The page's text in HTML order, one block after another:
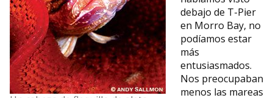
debajo de T-Pier
en Morro Bay, no
podíamos estar
más
entusiasmados.
Nos preocupaban
menos las mareas